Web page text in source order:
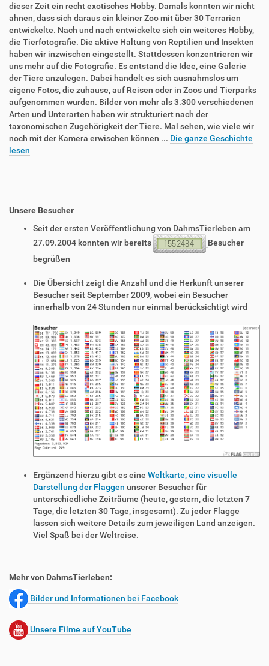
dieser Zeit ein recht exotisches Hobby. Damals konnten wir nicht
ahnen, dass sich daraus ein kleiner Zoo mit über 30 Terrarien
entwickelte. Nach und nach entwickelte sich ein weiteres Hobby,
die Tierfotografie. Die aktive Haltung von Reptilien und Insekten
haben wir inzwischen eingestellt. Stattdessen konzentrieren wir
uns mehr auf die Fotografie. Es entstand die Idee, eine Galerie
der Tiere anzulegen. Dabei handelt es sich ausnahmslos um
eigene Fotos, die zuhause, auf Reisen oder in Zoos und Tierparks
aufgenommen wurden. Bilder von mehr als 3.300 verschiedenen
Arten und Unterarten haben wir strukturiert nach der
taxonomischen Zugehörigkeit der Tiere. Mal sehen, wie viele wir
noch mit der Kamera erwischen können ... Die ganze Geschichte
lesen
Unsere Besucher
Seit der ersten Veröffentlichung von DahmsTierleben am
27.09.2004 konnten wir bereits
Besucher
begrüßen
Die Übersicht zeigt die Anzahl und die Herkunft unserer
Besucher seit September 2009, wobei ein Besucher
innerhalb von 24 Stunden nur einmal berücksichtigt wird
Ergänzend hierzu gibt es eine Weltkarte, eine visuelle
Darstellung der Flaggen unserer Besucher für
unterschiedliche Zeiträume (heute, gestern, die letzten 7
Tage, die letzten 30 Tage, insgesamt). Zu jeder Flagge
lassen sich weitere Details zum jeweiligen Land anzeigen.
Viel Spaß bei der Weltreise.
Mehr von DahmsTierleben:
Bilder und Informationen bei Facebook
Unsere Filme auf YouTube